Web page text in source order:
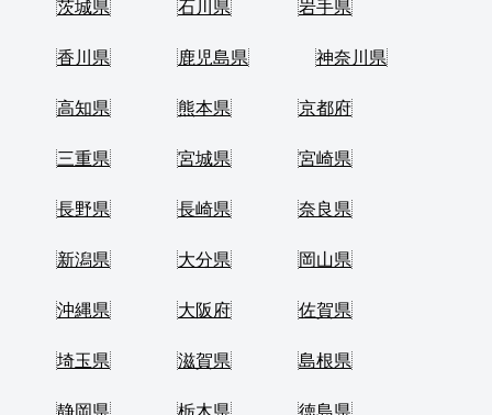
茨城県 石川県 岩手県
香川県 鹿児島県 神奈川県
高知県 熊本県 京都府
三重県 宮城県 宮崎県
長野県 長崎県 奈良県
新潟県 大分県 岡山県
沖縄県 大阪府 佐賀県
埼玉県 滋賀県 島根県
静岡県 栃木県 徳島県